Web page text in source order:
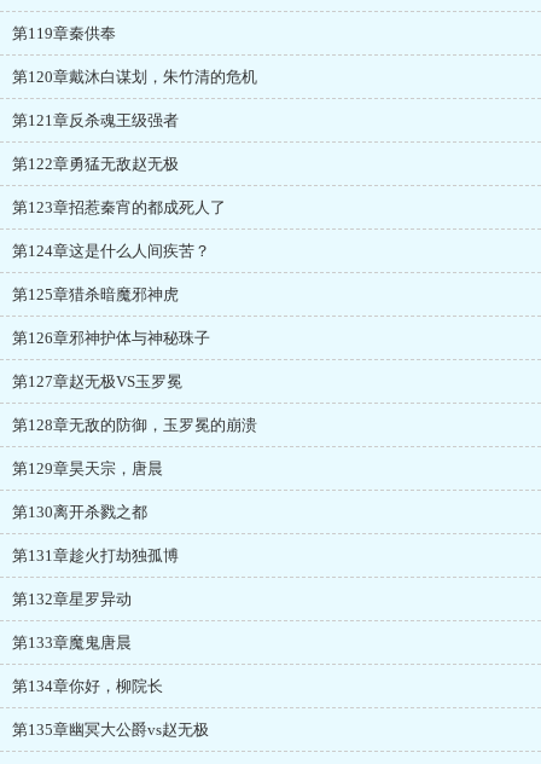
第119章秦供奉
第120章戴沐白谋划，朱竹清的危机
第121章反杀魂王级强者
第122章勇猛无敌赵无极
第123章招惹秦宵的都成死人了
第124章这是什么人间疾苦？
第125章猎杀暗魔邪神虎
第126章邪神护体与神秘珠子
第127章赵无极VS玉罗冕
第128章无敌的防御，玉罗冕的崩溃
第129章昊天宗，唐晨
第130离开杀戮之都
第131章趁火打劫独孤博
第132章星罗异动
第133章魔鬼唐晨
第134章你好，柳院长
第135章幽冥大公爵vs赵无极